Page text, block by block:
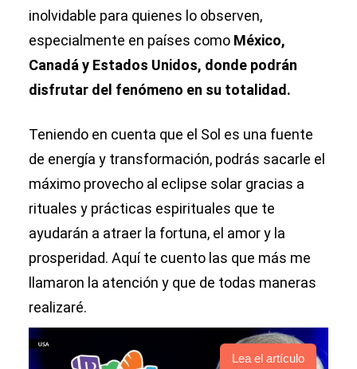
inolvidable para quienes lo observen,
especialmente en países como México,
Canadá y Estados Unidos, donde podrán
disfrutar del fenómeno en su totalidad.
Teniendo en cuenta que el Sol es una fuente
de energía y transformación, podrás sacarle el
máximo provecho al eclipse solar gracias a
rituales y prácticas espirituales que te
ayudarán a atraer la fortuna, el amor y la
prosperidad. Aquí te cuento las que más me
llamaron la atención y que de todas maneras
realizaré.
Lea el artículo